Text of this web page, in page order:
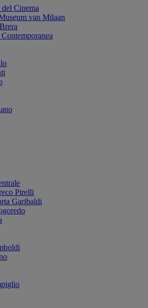
Cinema
van Milaan
Pirelli
Garibaldi